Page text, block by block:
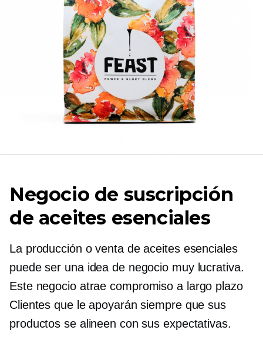
Negocio de suscripción
de aceites esenciales
La producción o venta de aceites esenciales
puede ser una idea de negocio muy lucrativa.
Este negocio atraecompromiso a largo plazo
Clientes que le apoyarán siempre que sus
productos se alineen con sus expectativas.